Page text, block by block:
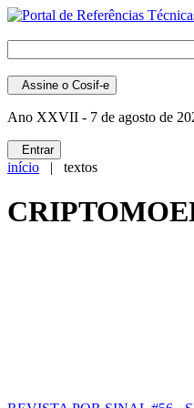
Assine o Cosif-e
Ano XXVII - 7 de agosto de
Entrar
início | textos